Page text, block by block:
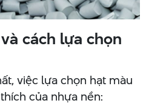
cách lựa chọn
việc lựa chọn hạt màu
của nhựa nền: